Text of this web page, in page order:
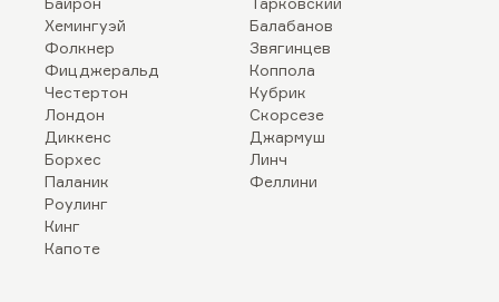
Хемингуэй
Фолкнер
Фицджеральд
Честертон
Лондон
Диккенс
Борхес
Паланик
Роулинг
Кинг
Капоте
Балабанов
Звягинцев
Коппола
Кубрик
Скорсезе
Джармуш
Линч
Феллини